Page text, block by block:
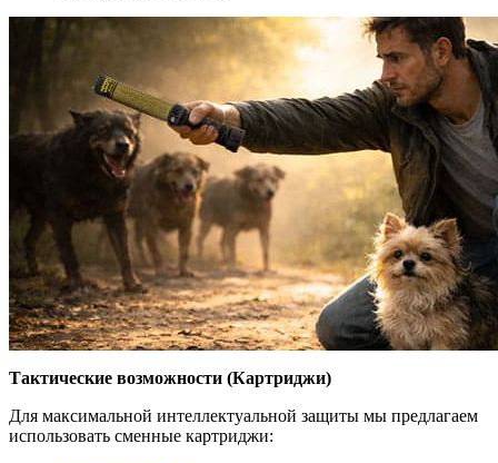
Тактические возможности (Картриджи)
Для максимальной интеллектуальной защиты мы предлагаем
использовать сменные картриджи: